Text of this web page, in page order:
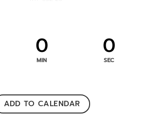
0
MIN
0
SEC
ADD TO CALENDAR